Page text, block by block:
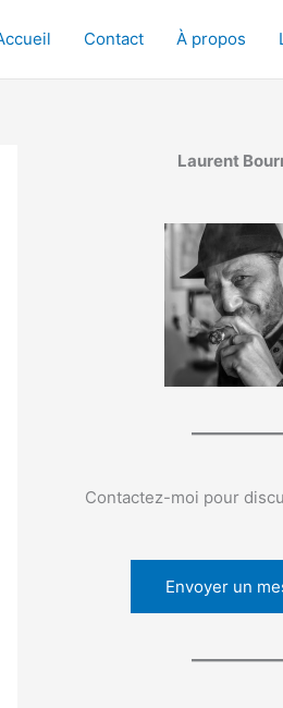
Contact À propos
Laurent
Contactez-moi pour
Envoyer un